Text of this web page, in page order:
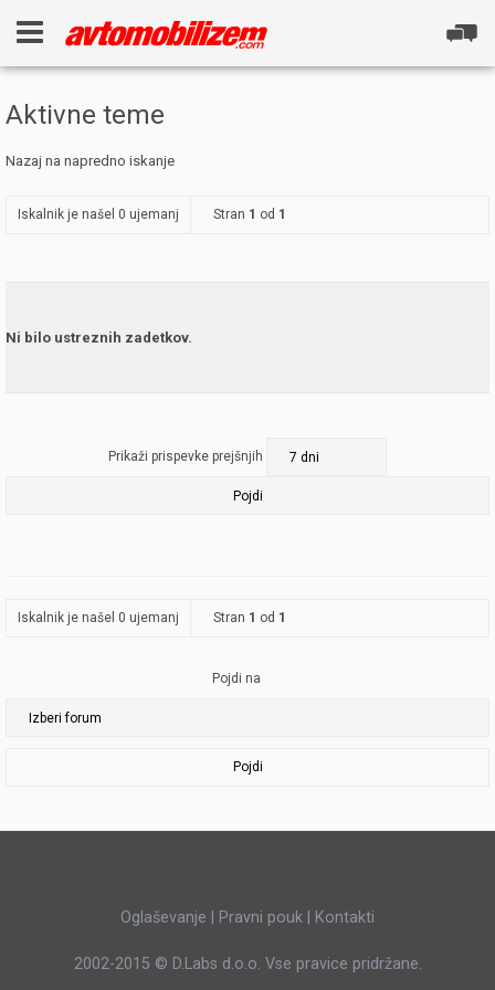
Aktivne teme
Nazaj na napredno iskanje
Iskalnik je našel 0 ujemanj Stran 1 od 1
Ni bilo ustreznih zadetkov.
Prikaži prispevke prejšnjih
Iskalnik je našel 0 ujemanj Stran 1 od 1
Pojdi na
Pojdi
Oglaševanje Pravni pouk Kontakti
2002-2015 © D.Labs d.o.o. Vse pravice pridržane.